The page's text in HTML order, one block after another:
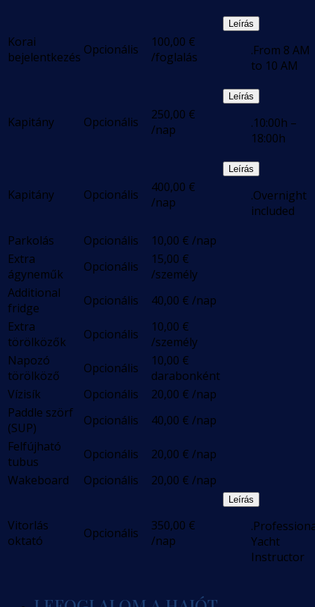
Korai
bejelentkezés Opcionális 100,00 €
/foglalás
Leírás
.From 8 AM
to 10 AM
Kapitány Opcionális 250,00 €
/nap
Leírás
.10:00h –
18:00h
Kapitány Opcionális 400,00 €
/nap
Leírás
.Overnight
included
Parkolás
Opcionális 10,00 € /nap
Extra
ágyneműk
Opcionális 15,00 €
/személy
Additional
fridge
Opcionális 40,00 € /nap
Extra
törölközők
Opcionális 10,00 €
/személy
Napozó
törölköző
Opcionális 10,00 €
darabonként
Vízisík
Opcionális 20,00 € /nap
Paddle szörf
(SUP)
Opcionális 40,00 € /nap
Felfújható
tubus
Opcionális 20,00 € /nap
Wakeboard
Opcionális 20,00 € /nap
Vitorlás
oktató
Opcionális 350,00 €
/nap
Leírás
Yacht
Instructor